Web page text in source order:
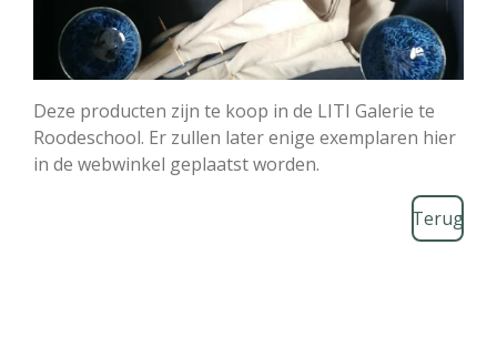
Deze producten zijn te koop in de LITI Galerie te
Roodeschool. Er zullen later enige exemplaren hier
in de webwinkel geplaatst worden.
Terug